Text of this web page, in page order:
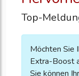
Top-
Möchten Sie
Extra-Boost
Sie können